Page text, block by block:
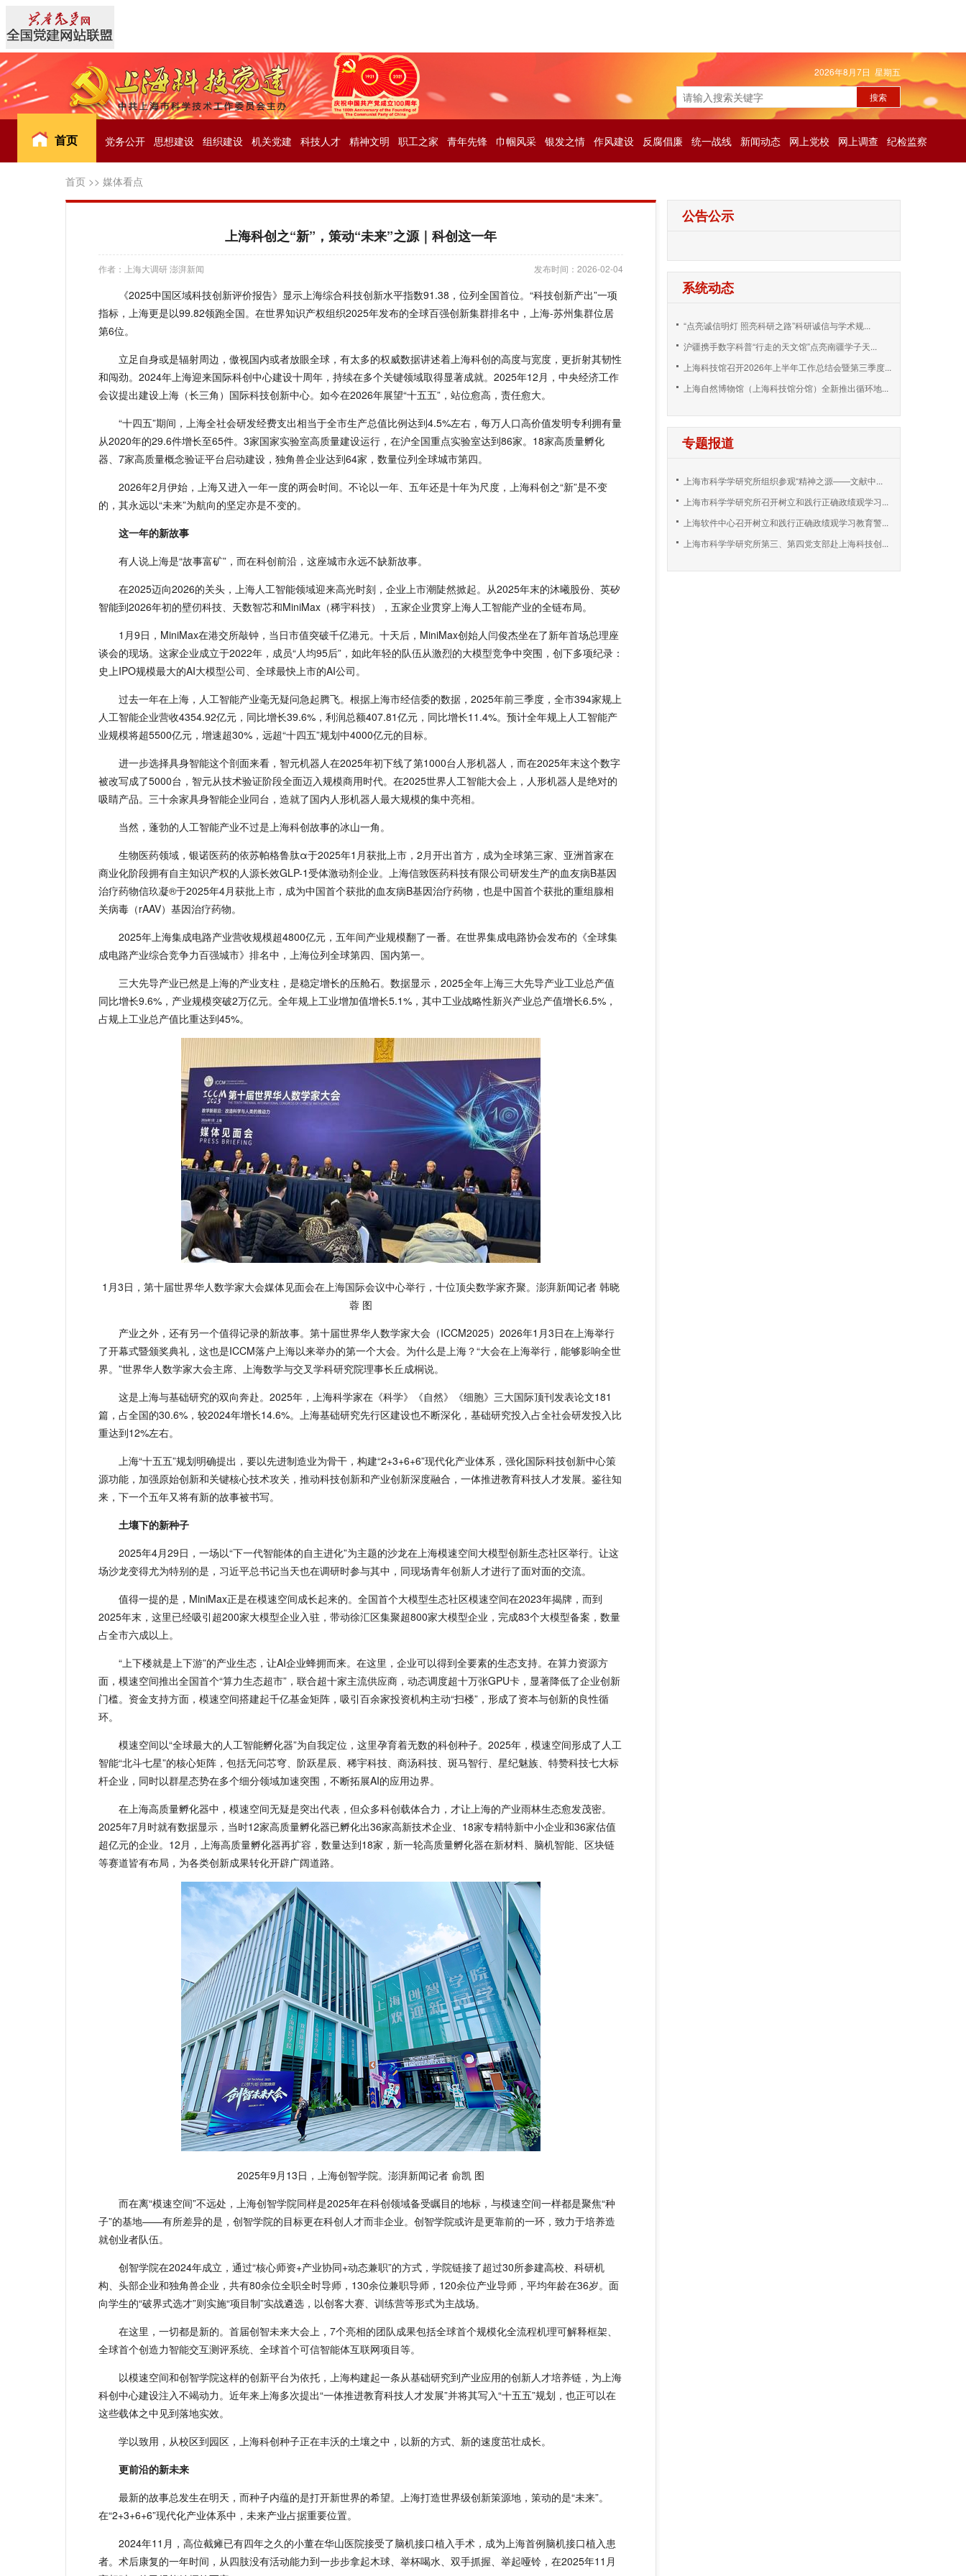
2026年8月7日 星期五
首页 党务公开 思想建设 组织建设 机关党建 科技人才 精神文明 职工之家 青年先锋 巾帼风采 银发之情 作风建设 反腐倡廉 统一战线 新闻动态 网上党校 网上调查 纪检监察
首页 >> 媒体看点
上海科创之“新”，策动“未来”之源｜科创这一年
作者：上海大调研 澎湃新闻 发布时间：2026-02-04
《2025中国区域科技创新评价报告》显示上海综合科技创新水平指数91.38，位列全国首位。“科技创新产出”一项
指标，上海更是以99.82领跑全国。在世界知识产权组织2025年发布的全球百强创新集群排名中，上海-苏州集群位居
第6位。
立足自身或是辐射周边，傲视国内或者放眼全球，有太多的权威数据讲述着上海科创的高度与宽度，更折射其韧性
和闯劲。2024年上海迎来国际科创中心建设十周年，持续在多个关键领域取得显著成就。2025年12月，中央经济工作
会议提出建设上海（长三角）国际科技创新中心。如今在2026年展望“十五五”，站位愈高，责任愈大。
“十四五”期间，上海全社会研发经费支出相当于全市生产总值比例达到4.5%左右，每万人口高价值发明专利拥有量
从2020年的29.6件增长至65件。3家国家实验室高质量建设运行，在沪全国重点实验室达到86家。18家高质量孵化
器、7家高质量概念验证平台启动建设，独角兽企业达到64家，数量位列全球城市第四。
2026年2月伊始，上海又进入一年一度的两会时间。不论以一年、五年还是十年为尺度，上海科创之“新”是不变
的，其永远以“未来”为航向的坚定亦是不变的。
这一年的新故事
有人说上海是“故事富矿”，而在科创前沿，这座城市永远不缺新故事。
在2025迈向2026的关头，上海人工智能领域迎来高光时刻，企业上市潮陡然掀起。从2025年末的沐曦股份、英矽
智能到2026年初的壁仞科技、天数智芯和MiniMax（稀宇科技），五家企业贯穿上海人工智能产业的全链布局。
1月9日，MiniMax在港交所敲钟，当日市值突破千亿港元。十天后，MiniMax创始人闫俊杰坐在了新年首场总理座
谈会的现场。这家企业成立于2022年，成员“人均95后”，如此年轻的队伍从激烈的大模型竞争中突围，创下多项纪录：
史上IPO规模最大的AI大模型公司、全球最快上市的AI公司。
过去一年在上海，人工智能产业毫无疑问急起腾飞。根据上海市经信委的数据，2025年前三季度，全市394家规上
人工智能企业营收4354.92亿元，同比增长39.6%，利润总额407.81亿元，同比增长11.4%。预计全年规上人工智能产
业规模将超5500亿元，增速超30%，远超“十四五”规划中4000亿元的目标。
进一步选择具身智能这个剖面来看，智元机器人在2025年初下线了第1000台人形机器人，而在2025年末这个数字
被改写成了5000台，智元从技术验证阶段全面迈入规模商用时代。在2025世界人工智能大会上，人形机器人是绝对的
吸睛产品。三十余家具身智能企业同台，造就了国内人形机器人最大规模的集中亮相。
当然，蓬勃的人工智能产业不过是上海科创故事的冰山一角。
生物医药领域，银诺医药的依苏帕格鲁肽α于2025年1月获批上市，2月开出首方，成为全球第三家、亚洲首家在
商业化阶段拥有自主知识产权的人源长效GLP-1受体激动剂企业。上海信致医药科技有限公司研发生产的血友病B基因
治疗药物信玖凝®于2025年4月获批上市，成为中国首个获批的血友病B基因治疗药物，也是中国首个获批的重组腺相
关病毒（rAAV）基因治疗药物。
2025年上海集成电路产业营收规模超4800亿元，五年间产业规模翻了一番。在世界集成电路协会发布的《全球集
成电路产业综合竞争力百强城市》排名中，上海位列全球第四、国内第一。
三大先导产业已然是上海的产业支柱，是稳定增长的压舱石。数据显示，2025全年上海三大先导产业工业总产值
同比增长9.6%，产业规模突破2万亿元。全年规上工业增加值增长5.1%，其中工业战略性新兴产业总产值增长6.5%，
占规上工业总产值比重达到45%。
1月3日，第十届世界华人数学家大会媒体见面会在上海国际会议中心举行，十位顶尖数学家齐聚。澎湃新闻记者 韩晓
蓉 图
产业之外，还有另一个值得记录的新故事。第十届世界华人数学家大会（ICCM2025）2026年1月3日在上海举行
了开幕式暨颁奖典礼，这也是ICCM落户上海以来举办的第一个大会。为什么是上海？“大会在上海举行，能够影响全世
界。”世界华人数学家大会主席、上海数学与交叉学科研究院理事长丘成桐说。
这是上海与基础研究的双向奔赴。2025年，上海科学家在《科学》《自然》《细胞》三大国际顶刊发表论文181
篇，占全国的30.6%，较2024年增长14.6%。上海基础研究先行区建设也不断深化，基础研究投入占全社会研发投入比
重达到12%左右。
上海“十五五”规划明确提出，要以先进制造业为骨干，构建“2+3+6+6”现代化产业体系，强化国际科技创新中心策
源功能，加强原始创新和关键核心技术攻关，推动科技创新和产业创新深度融合，一体推进教育科技人才发展。鉴往知
来，下一个五年又将有新的故事被书写。
土壤下的新种子
2025年4月29日，一场以“下一代智能体的自主进化”为主题的沙龙在上海模速空间大模型创新生态社区举行。让这
场沙龙变得尤为特别的是，习近平总书记当天也在调研时参与其中，同现场青年创新人才进行了面对面的交流。
值得一提的是，MiniMax正是在模速空间成长起来的。全国首个大模型生态社区模速空间在2023年揭牌，而到
2025年末，这里已经吸引超200家大模型企业入驻，带动徐汇区集聚超800家大模型企业，完成83个大模型备案，数量
占全市六成以上。
“上下楼就是上下游”的产业生态，让AI企业蜂拥而来。在这里，企业可以得到全要素的生态支持。在算力资源方
面，模速空间推出全国首个“算力生态超市”，联合超十家主流供应商，动态调度超十万张GPU卡，显著降低了企业创新
门槛。资金支持方面，模速空间搭建起千亿基金矩阵，吸引百余家投资机构主动“扫楼”，形成了资本与创新的良性循
环。
模速空间以“全球最大的人工智能孵化器”为自我定位，这里孕育着无数的科创种子。2025年，模速空间形成了人工
智能“北斗七星”的核心矩阵，包括无问芯穹、阶跃星辰、稀宇科技、商汤科技、斑马智行、星纪魅族、特赞科技七大标
杆企业，同时以群星态势在多个细分领域加速突围，不断拓展AI的应用边界。
在上海高质量孵化器中，模速空间无疑是突出代表，但众多科创载体合力，才让上海的产业雨林生态愈发茂密。
2025年7月时就有数据显示，当时12家高质量孵化器已孵化出36家高新技术企业、18家专精特新中小企业和36家估值
超亿元的企业。12月，上海高质量孵化器再扩容，数量达到18家，新一轮高质量孵化器在新材料、脑机智能、区块链
等赛道皆有布局，为各类创新成果转化开辟广阔道路。
2025年9月13日，上海创智学院。澎湃新闻记者 俞凯 图
而在离“模速空间”不远处，上海创智学院同样是2025年在科创领域备受瞩目的地标，与模速空间一样都是聚焦“种
子”的基地——有所差异的是，创智学院的目标更在科创人才而非企业。创智学院或许是更靠前的一环，致力于培养造
就创业者队伍。
创智学院在2024年成立，通过“核心师资+产业协同+动态兼职”的方式，学院链接了超过30所参建高校、科研机
构、头部企业和独角兽企业，共有80余位全职全时导师，130余位兼职导师，120余位产业导师，平均年龄在36岁。面
向学生的“破界式选才”则实施“项目制”实战遴选，以创客大赛、训练营等形式为主战场。
在这里，一切都是新的。首届创智未来大会上，7个亮相的团队成果包括全球首个规模化全流程机理可解释框架、
全球首个创造力智能交互测评系统、全球首个可信智能体互联网项目等。
以模速空间和创智学院这样的创新平台为依托，上海构建起一条从基础研究到产业应用的创新人才培养链，为上海
科创中心建设注入不竭动力。近年来上海多次提出“一体推进教育科技人才发展”并将其写入“十五五”规划，也正可以在
这些载体之中见到落地实效。
学以致用，从校区到园区，上海科创种子正在丰沃的土壤之中，以新的方式、新的速度茁壮成长。
更前沿的新未来
最新的故事总发生在明天，而种子内蕴的是打开新世界的希望。上海打造世界级创新策源地，策动的是“未来”。
在“2+3+6+6”现代化产业体系中，未来产业占据重要位置。
2024年11月，高位截瘫已有四年之久的小董在华山医院接受了脑机接口植入手术，成为上海首例脑机接口植入患
者。术后康复的一年时间，从四肢没有活动能力到一步步拿起木球、举杯喝水、双手抓握、举起哑铃，在2025年11月
公告公示
系统动态
“点亮诚信明灯 照亮科研之路”科研诚信与学术规...
沪疆携手数字科普“行走的天文馆”点亮南疆学子天...
上海科技馆召开2026年上半年工作总结会暨第三季度...
上海自然博物馆（上海科技馆分馆）全新推出循环地...
专题报道
上海市科学学研究所组织参观“精神之源——文献中...
上海市科学学研究所召开树立和践行正确政绩观学习...
上海软件中心召开树立和践行正确政绩观学习教育警...
上海市科学学研究所第三、第四党支部赴上海科技创...